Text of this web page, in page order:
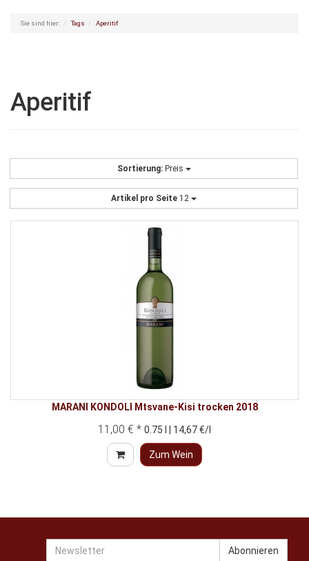
Sie sind hier: Tags Aperitif
Aperitif
Sortierung: Preis
Artikel pro Seite 12
MARANI KONDOLI Mtsvane-Kisi trocken 2018
11,00 € * 0.75 l | 14,67 €/l
Zum Wein
Newsletter Abonnieren